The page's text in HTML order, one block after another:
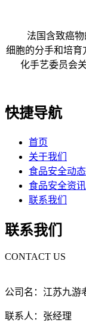
法国含致癌物的
细胞的分手和培育
化手艺委员会
快捷导航
首页
关于我们
食品安全动态
食品安全资讯
联系我们
联系我们
CONTACT US
公司名：江苏九游
联系人：张经理